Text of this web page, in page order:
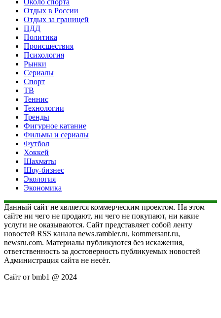
Отдых в России
Отдых за границей
ПДД
Политика
Происшествия
Психология
Рынки
Сериалы
Спорт
ТВ
Теннис
Технологии
Тренды
Фигурное катание
Фильмы и сериалы
Футбол
Хоккей
Шахматы
Шоу-бизнес
Экология
Экономика
Данный сайт не является коммерческим проектом. На этом
сайте ни чего не продают, ни чего не покупают, ни какие
услуги не оказываются. Сайт представляет собой ленту
новостей RSS канала news.rambler.ru, kommersant.ru,
newsru.com. Материалы публикуются без искажения,
ответственность за достоверность публикуемых новостей
Администрация сайта не несёт.
Сайт от bmb1 @ 2024